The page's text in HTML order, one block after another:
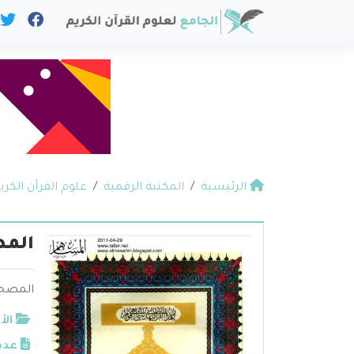
الرئيسية المكتبة الرقمية علوم القرآن